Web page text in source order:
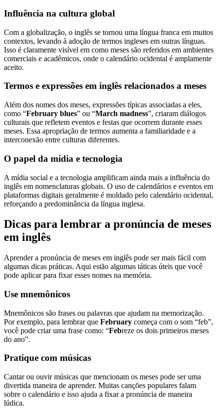
Influência na cultura global
Com a globalização, o inglês se tornou uma língua franca em muitos
contextos, levando à adoção de termos ingleses em outras línguas.
Isso é claramente visível em como meses são referidos em ambientes
comerciais e acadêmicos, onde o calendário ocidental é amplamente
aceito.
Termos e expressões em inglês relacionados a meses
Além dos nomes dos meses, expressões típicas associadas a eles,
como “February blues” ou “March madness”, criaram diálogos
culturais que refletem eventos e festas que ocorrem durante esses
meses. Essa apropriação de termos aumenta a familiaridade e a
interconexão entre culturas diferentes.
O papel da mídia e tecnologia
A mídia social e a tecnologia amplificam ainda mais a influência do
inglês em nomenclaturas globais. O uso de calendários e eventos em
plataformas digitais geralmente é moldado pelo calendário ocidental,
reforçando a predominância da língua inglesa.
Dicas para lembrar a pronúncia de meses
em inglês
Aprender a pronúncia de meses em inglês pode ser mais fácil com
algumas dicas práticas. Aqui estão algumas táticas úteis que você
pode aplicar para fixar esses nomes na memória.
Use mnemônicos
Mnemônicos são frases ou palavras que ajudam na memorização.
Por exemplo, para lembrar que February começa com o som “feb”,
você pode criar uma frase como: “Febreze os dois primeiros meses
do ano”.
Pratique com músicas
Cantar ou ouvir músicas que mencionam os meses pode ser uma
divertida maneira de aprender. Muitas canções populares falam
sobre o calendário e isso ajuda a fixar a pronúncia de maneira
lúdica.